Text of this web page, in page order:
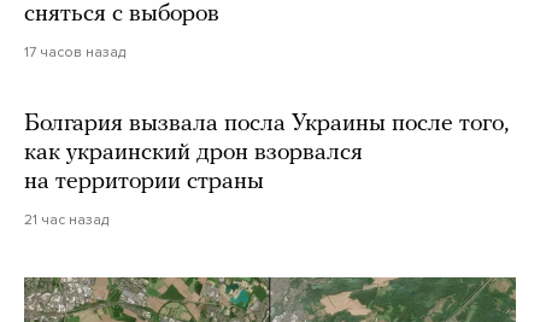
сняться с выборов
17 часов назад
Болгария вызвала посла Украины после того,
как украинский дрон взорвался
на территории страны
21 час назад